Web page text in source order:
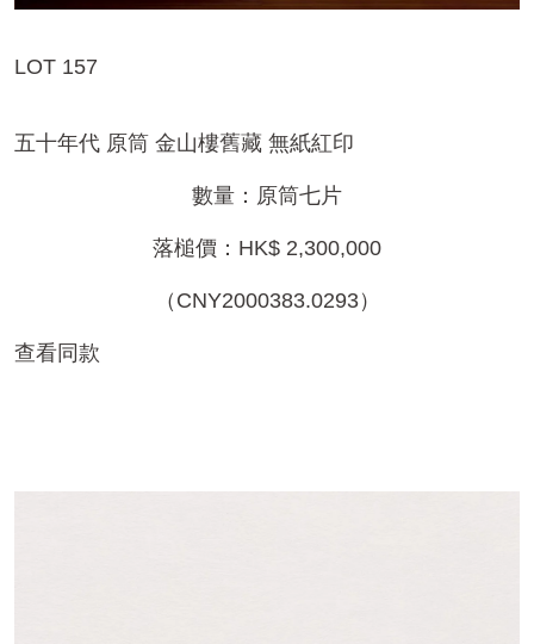
LOT 157
五十年代 原筒 金山樓舊藏 無紙紅印
數量：原筒七片
落槌價：HK$ 2,300,000
（CNY2000383.0293）
查看同款